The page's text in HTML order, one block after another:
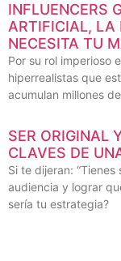
INFLUENCERS
ARTIFICIAL, LA
NECESITA TU
Por su rol imperioso
hiperrealistas que
acumulan millones
SER ORIGINAL
CLAVES DE
Si te dijeran:
audiencia y lograr
sería tu estrategia?